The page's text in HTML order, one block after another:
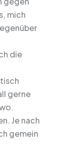
mich
die
gerne
Je nach
gemein